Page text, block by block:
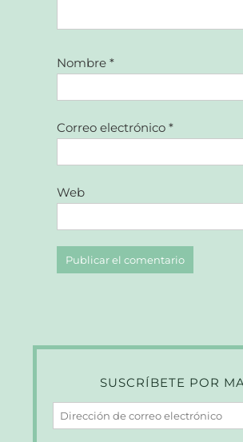
Nombre*
Correo electrónico*
Web
SUSCRÍBETE POR
Dirección
de